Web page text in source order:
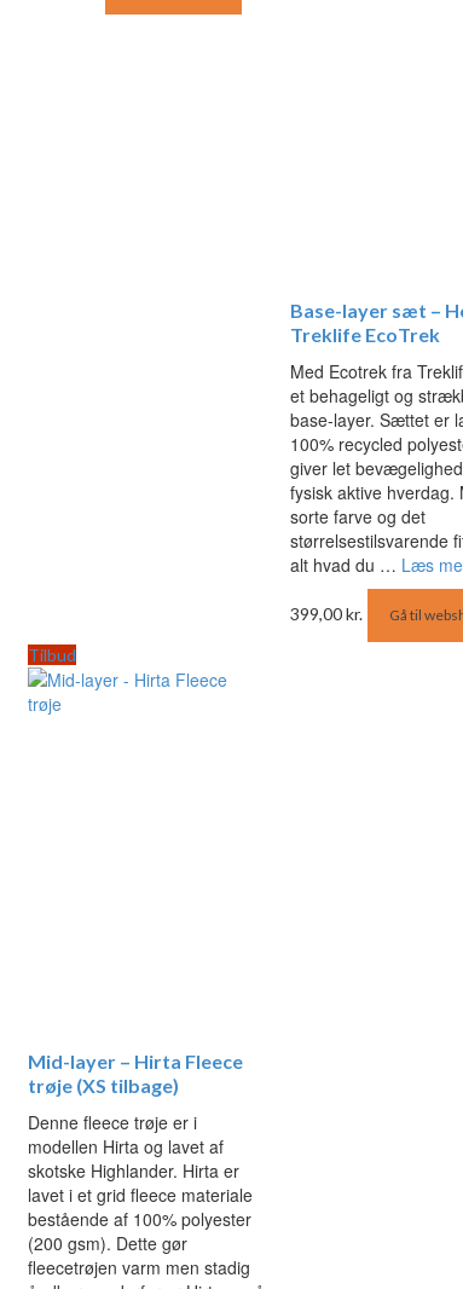
Base-layer sæt –
Treklife EcoTrek
Med Ecotrek fra
et behageligt og
base-layer. Sættet er
100% recycled
giver let
fysisk aktive hverdag.
sorte farve og det
størrelsestilsvarende
alt hvad du … Læs
399,00kr. Gå til
Tilbud
Mid-layer – Hirta Fleece
trøje (XS tilbage)
Denne fleece trøje er i
modellen Hirta og lavet af
skotske Highlander. Hirta er
lavet i et grid fleece materiale
bestående af 100% polyester
(200 gsm). Dette gør
fleecetrøjen varm men stadig